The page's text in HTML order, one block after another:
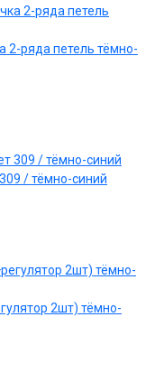
2-ряда петель тёмно-
/ тёмно-синий
2шт) тёмно-